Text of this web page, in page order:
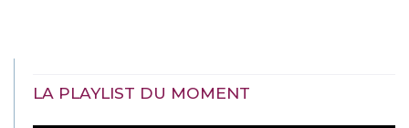
LA PLAYLIST DU MOMENT